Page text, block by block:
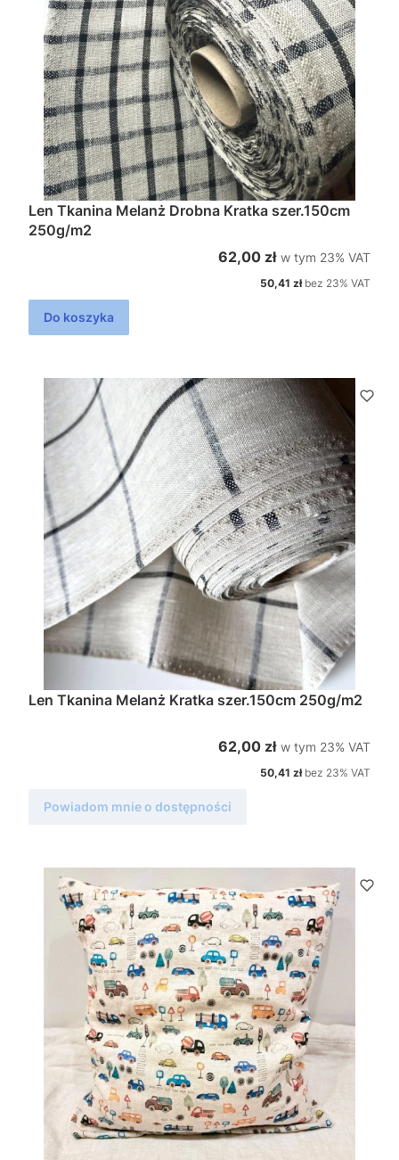
Len Tkanina Melanż Drobna Kratka szer.150cm
250g/m2
Cena brutto
62,00 zł w tym %s VAT
w tym 23% VAT
Cena netto
50,41 zł bez 23% VAT
Do koszyka
Len Tkanina Melanż Kratka szer.150cm 250g/m2
Cena brutto
62,00 zł w tym %s VAT
w tym 23% VAT
Cena netto
50,41 zł bez 23% VAT
Powiadom mnie o dostępności